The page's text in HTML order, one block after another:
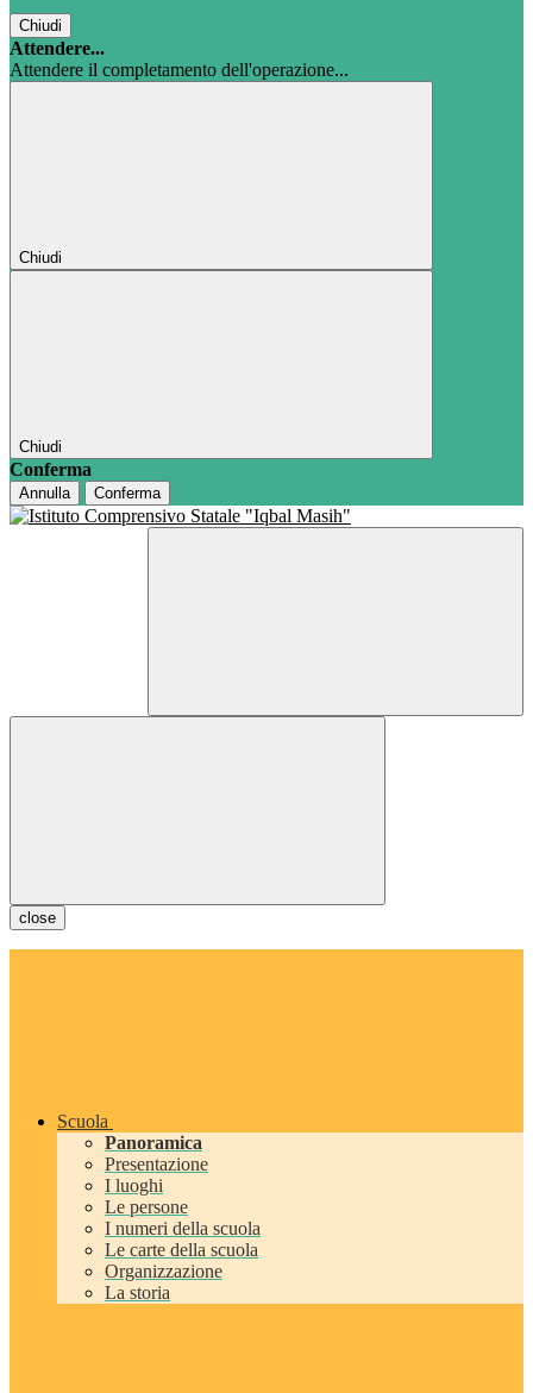
Chiudi
Attendere...
Attendere il completamento dell'operazione...
Chiudi
Chiudi
Conferma
Annulla Conferma
close
Scuola
Panoramica
Presentazione
I luoghi
Le persone
I numeri della scuola
Le carte della scuola
Organizzazione
La storia